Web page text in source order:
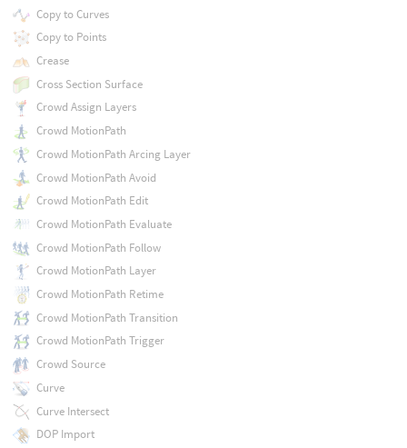
Copy to Curves
Copy to Points
Crease
Cross Section Surface
Crowd Assign Layers
Crowd MotionPath
Crowd MotionPath Arcing Layer
Crowd MotionPath Avoid
Crowd MotionPath Edit
Crowd MotionPath Evaluate
Crowd MotionPath Follow
Crowd MotionPath Layer
Crowd MotionPath Retime
Crowd MotionPath Transition
Crowd MotionPath Trigger
Crowd Source
Curve
Curve Intersect
DOP Import